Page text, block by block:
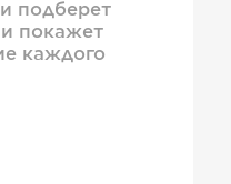
подберет
покажет
каждого